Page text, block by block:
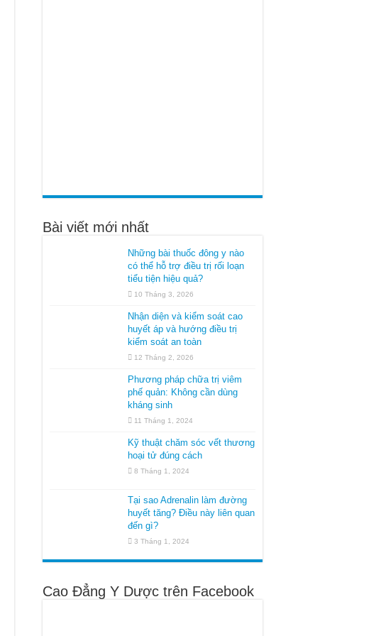
Bài viết mới nhất
Những bài thuốc đông y nào
có thể hỗ trợ điều trị rối loạn
tiểu tiện hiệu quả?
10 Tháng 3, 2026
Nhận diện và kiểm soát cao
huyết áp và hướng điều trị
kiểm soát an toàn
12 Tháng 2, 2026
Phương pháp chữa trị viêm
phế quản: Không cần dùng
kháng sinh
11 Tháng 1, 2024
Kỹ thuật chăm sóc vết thương
hoại tử đúng cách
8 Tháng 1, 2024
Tại sao Adrenalin làm đường
huyết tăng? Điều này liên quan
đến gì?
3 Tháng 1, 2024
Cao Đẳng Y Dược trên Facebook